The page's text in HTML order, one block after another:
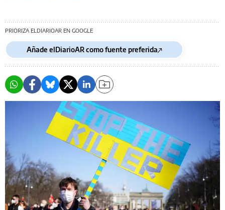
PRIORIZA ELDIARIOAR EN GOOGLE
Añade elDiarioAR como fuente preferida